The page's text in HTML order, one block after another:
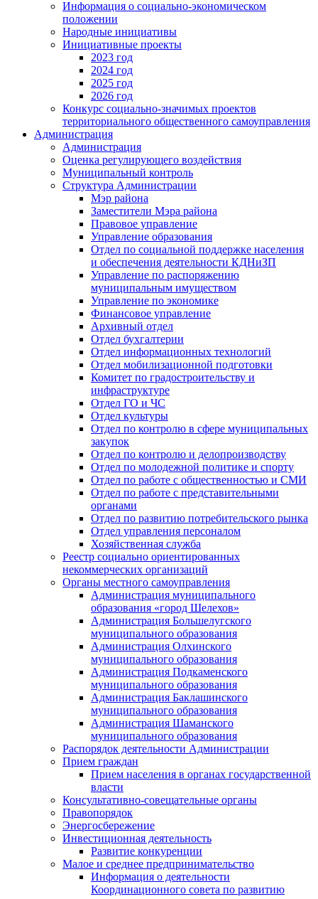
Информация о социально-экономическом
положении
Народные инициативы
Инициативные проекты
2023 год
2024 год
2025 год
2026 год
Конкурс социально-значимых проектов
территориального общественного самоуправления
Администрация
Администрация
Оценка регулирующего воздействия
Муниципальный контроль
Структура Администрации
Мэр района
Заместители Мэра района
Правовое управление
Управление образования
Отдел по социальной поддержке населения
и обеспечения деятельности КДНиЗП
Управление по распоряжению
муниципальным имуществом
Управление по экономике
Финансовое управление
Архивный отдел
Отдел бухгалтерии
Отдел информационных технологий
Отдел мобилизационной подготовки
Комитет по градостроительству и
инфраструктуре
Отдел ГО и ЧС
Отдел культуры
Отдел по контролю в сфере муниципальных
закупок
Отдел по контролю и делопроизводству
Отдел по молодежной политике и спорту
Отдел по работе с общественностью и СМИ
Отдел по работе с представительными
органами
Отдел по развитию потребительского рынка
Отдел управления персоналом
Хозяйственная служба
Реестр социально ориентированных
некоммерческих организаций
Органы местного самоуправления
Администрация муниципального
образования «город Шелехов»
Администрация Большелугского
муниципального образования
Администрация Олхинского
муниципального образования
Администрация Подкаменского
муниципального образования
Администрация Баклашинского
муниципального образования
Администрация Шаманского
муниципального образования
Распорядок деятельности Администрации
Прием граждан
Прием населения в органах государственной
власти
Консультативно-совещательные органы
Правопорядок
Энергосбережение
Инвестиционная деятельность
Развитие конкуренции
Малое и среднее предпринимательство
Информация о деятельности
Координационного совета по развитию